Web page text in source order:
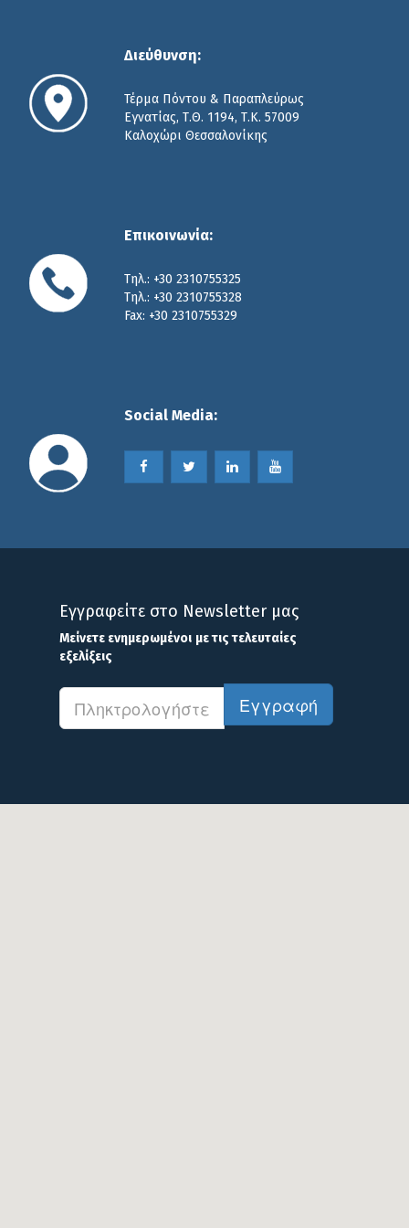
ταχογράφων, ταχυμέτρων και περιοριστών
ταχύτητας.
Περισσότερα
Διαθέτοντας τα κατάλληλα πτυχία
πλαίσιο των ταχογράφων και την ορθή
χρήση τους. Η Tacho Hellas, επίσης,
καινοτομώντας στο χώρο, διαθέτει νομικό
γραφείο για την ανάλυση του πολύπλοκου
νομικού πλαισίου των συσκευών ελέγχου.
Διεύθυνση:
Τέρμα Πόντου & Παραπλεύρως
Εγνατίας, Τ.Θ. 1194, Τ.Κ. 57009
Καλοχώρι Θεσσαλονίκης
Επικοινωνία:
Τηλ.: +30 2310755325
Τηλ.: +30 2310755328
Fax: +30 2310755329
Social Media:
Εγγραφείτε στο Newsletter μας
Μείνετε ενημερωμένοι με τις τελευταίες
εξελίξεις